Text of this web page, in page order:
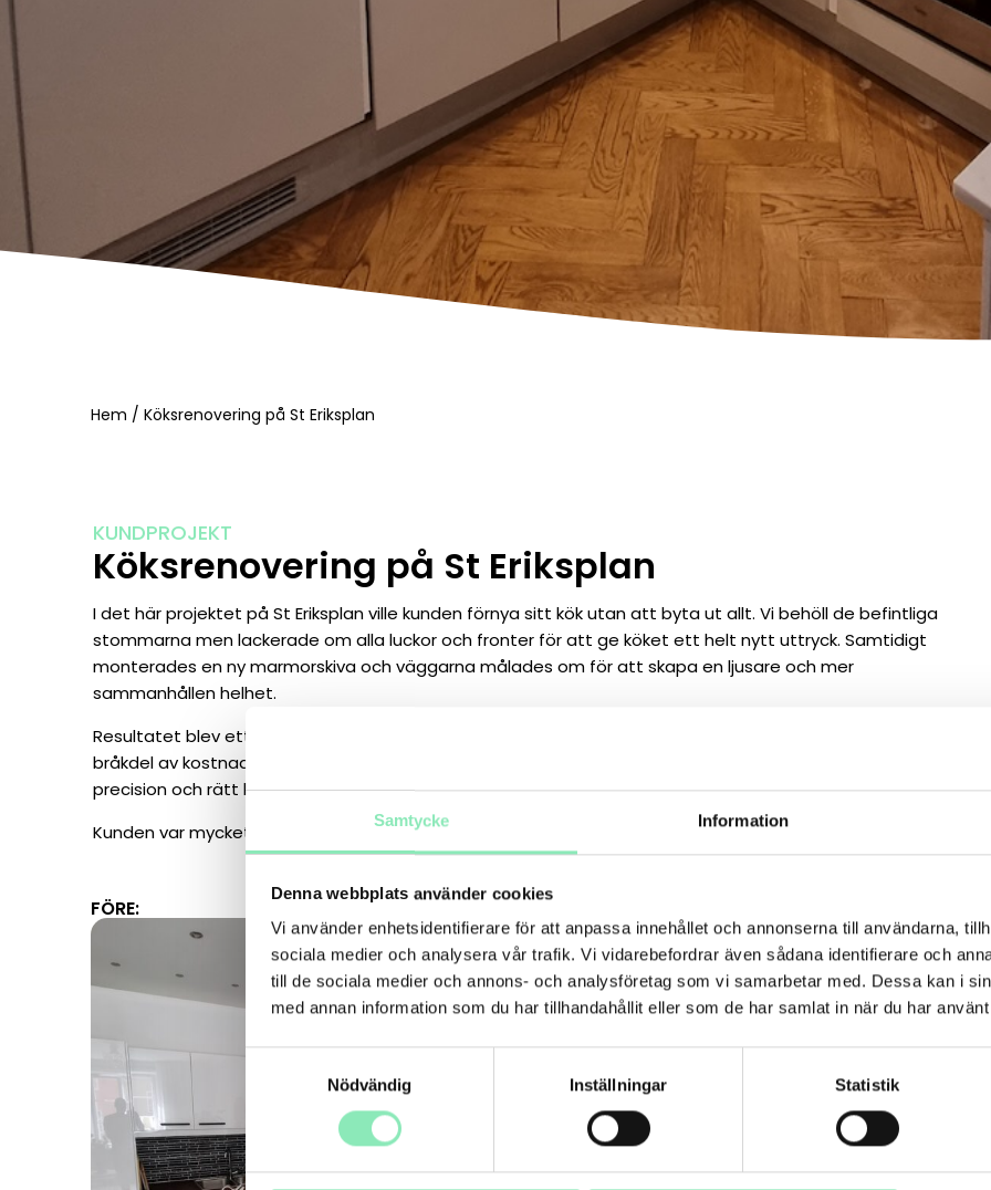
Samtycke Information
Denna webbplats använder cookies
Vi använder enhetsidentifierare för att anpassa innehållet och annonserna till användarna,
sociala medier och analysera vår trafik. Vi vidarebefordrar även sådana identifierare och
till de sociala medier och annons- och analysföretag som vi samarbetar med. Dessa kan i
med annan information som du har tillhandahållit eller som de har samlat in när du har
Nödvändig
Inställningar Statistik
Hem / Köksrenovering på St Eriksplan
KUNDPROJEKT
Köksrenovering på St Eriksplan
I det här projektet på St Eriksplan ville kunden förnya sitt kök utan att byta ut allt. Vi behöll de befintliga
stommarna men lackerade om alla luckor och fronter för att ge köket ett helt nytt uttryck. Samtidigt
monterades en ny marmorskiva och väggarna målades om för att skapa en ljusare och mer
sammanhållen helhet.
Resultatet blev ett modernt och elegant kök där kunden fick känslan av ett helt nytt rum – till en
bråkdel av kostnaden och miljöpåverkan jämfört med ett fullständigt byte. Ett projekt som visar hur
precision och rätt hantverk kan förvandla ett befintligt kök till något helt nytt.
Kunden var mycket nöjd med resultatet och den smidiga processen.
FÖRE: